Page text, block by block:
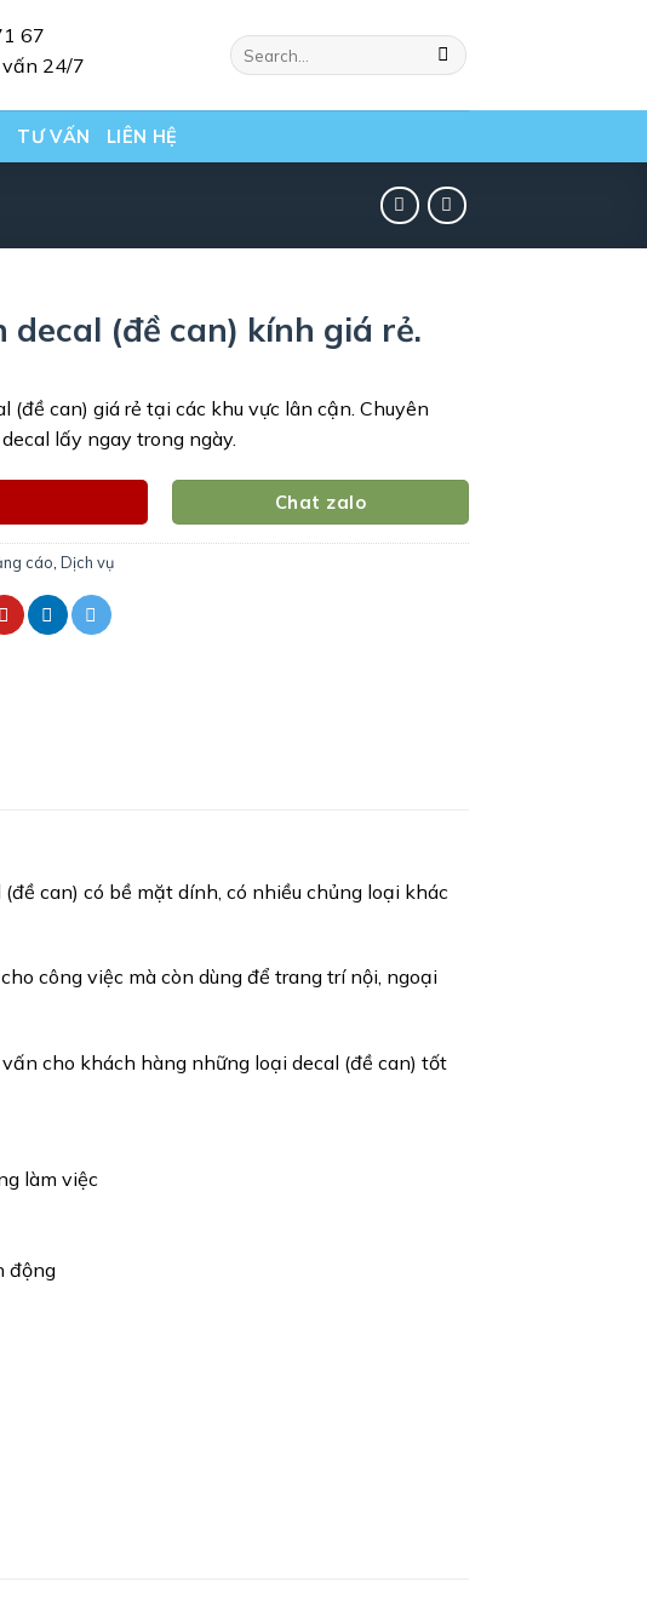
67
24/7
Search
for:
TƯ VẤN LIÊN HỆ
decal (đề can) kính giá rẻ.
(đề can) giá rẻ tại các khu vực lân cận. Chuyên
lấy ngay trong ngày.
Chat zalo
cáo Dịch vụ
can) có bề mặt dính, có nhiều chủng loại khác
công việc mà còn dùng để trang trí nội, ngoại
cho khách hàng những loại decal (đề can) tốt
làm việc
động